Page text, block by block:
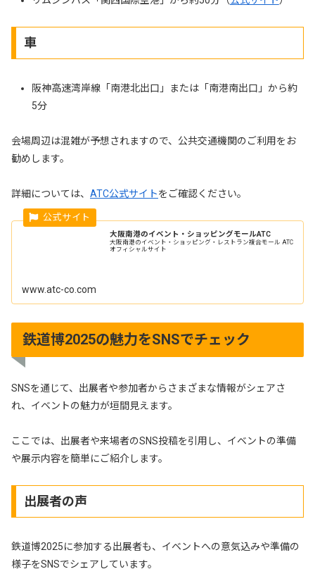
車
阪神高速湾岸線「南港北出口」または「南港南出口」から約
5分
会場周辺は混雑が予想されますので、公共交通機関のご利用をお
勧めします。
詳細については、 ATC公式サイトをご確認ください。
大阪南港のイベント・ショッピングモールATC
大阪南港のイベント・ショッピング・レストラン複合モール ATC
オフィシャルサイト
www.atc-co.com
鉄道博2025の魅力をSNSでチェック
SNSを通じて、出展者や参加者からさまざまな情報がシェアさ
れ、イベントの魅力が垣間見えます。
ここでは、出展者や来場者のSNS投稿を引用し、イベントの準備
や展示内容を簡単にご紹介します。
出展者の声
鉄道博2025に参加する出展者も、イベントへの意気込みや準備の
様子をSNSでシェアしています。